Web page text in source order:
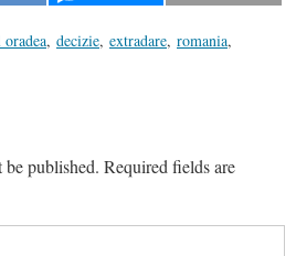
oradea, decizie, extradare, romania,
published. Required fields are